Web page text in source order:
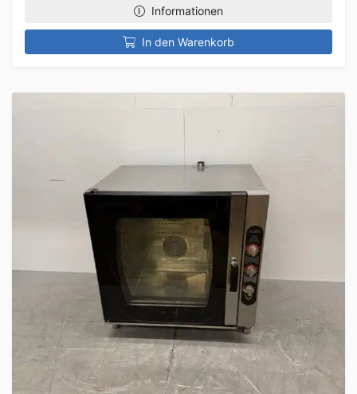
Informationen
In den Warenkorb